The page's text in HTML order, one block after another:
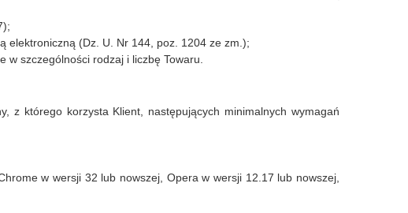
elektroniczną (Dz. U. Nr 144, poz. 1204 ze zm.);
szczególności rodzaj i liczbę Towaru.
z którego korzysta Klient, następujących minimalnych wymagań
w wersji 32 lub nowszej, Opera w wersji 12.17 lub nowszej,